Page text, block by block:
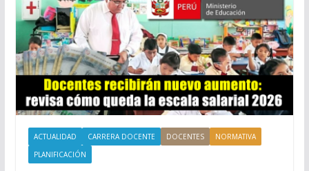
ACTUALIDAD CARRERA DOCENTE DOCENTES
NORMATIVA
PLANIFICACIÓN